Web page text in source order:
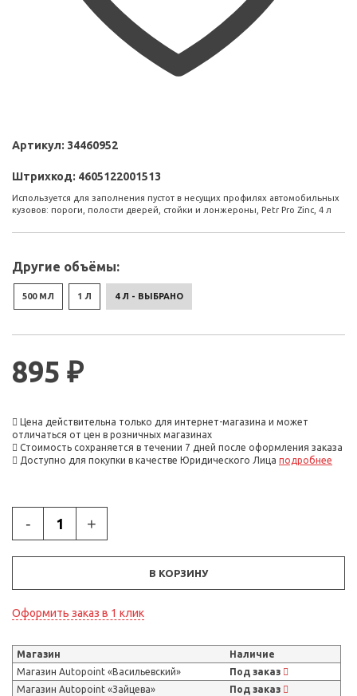
Артикул: 34460952
Штрихкод: 4605122001513
Используется для заполнения пустот в несущих профилях автомобильных
кузовов: пороги, полости дверей, стойки и лонжероны, Petr Pro Zinc, 4 л
Другие объёмы:
500 МЛ 1 Л 4 Л - ВЫБРАНО
895 ₽
Цена действительна только для интернет-магазина и может
отличаться от цен в розничных магазинах
Стоимость сохраняется в течении 7 дней после оформления заказа
Доступно для покупки в качестве Юридического Лица подробнее
- +
В КОРЗИНУ
Оформить заказ в 1 клик
Магазин
Наличие
Магазин Autopoint «Васильевский»
Под заказ
Магазин Autopoint «Зайцева»
Под заказ